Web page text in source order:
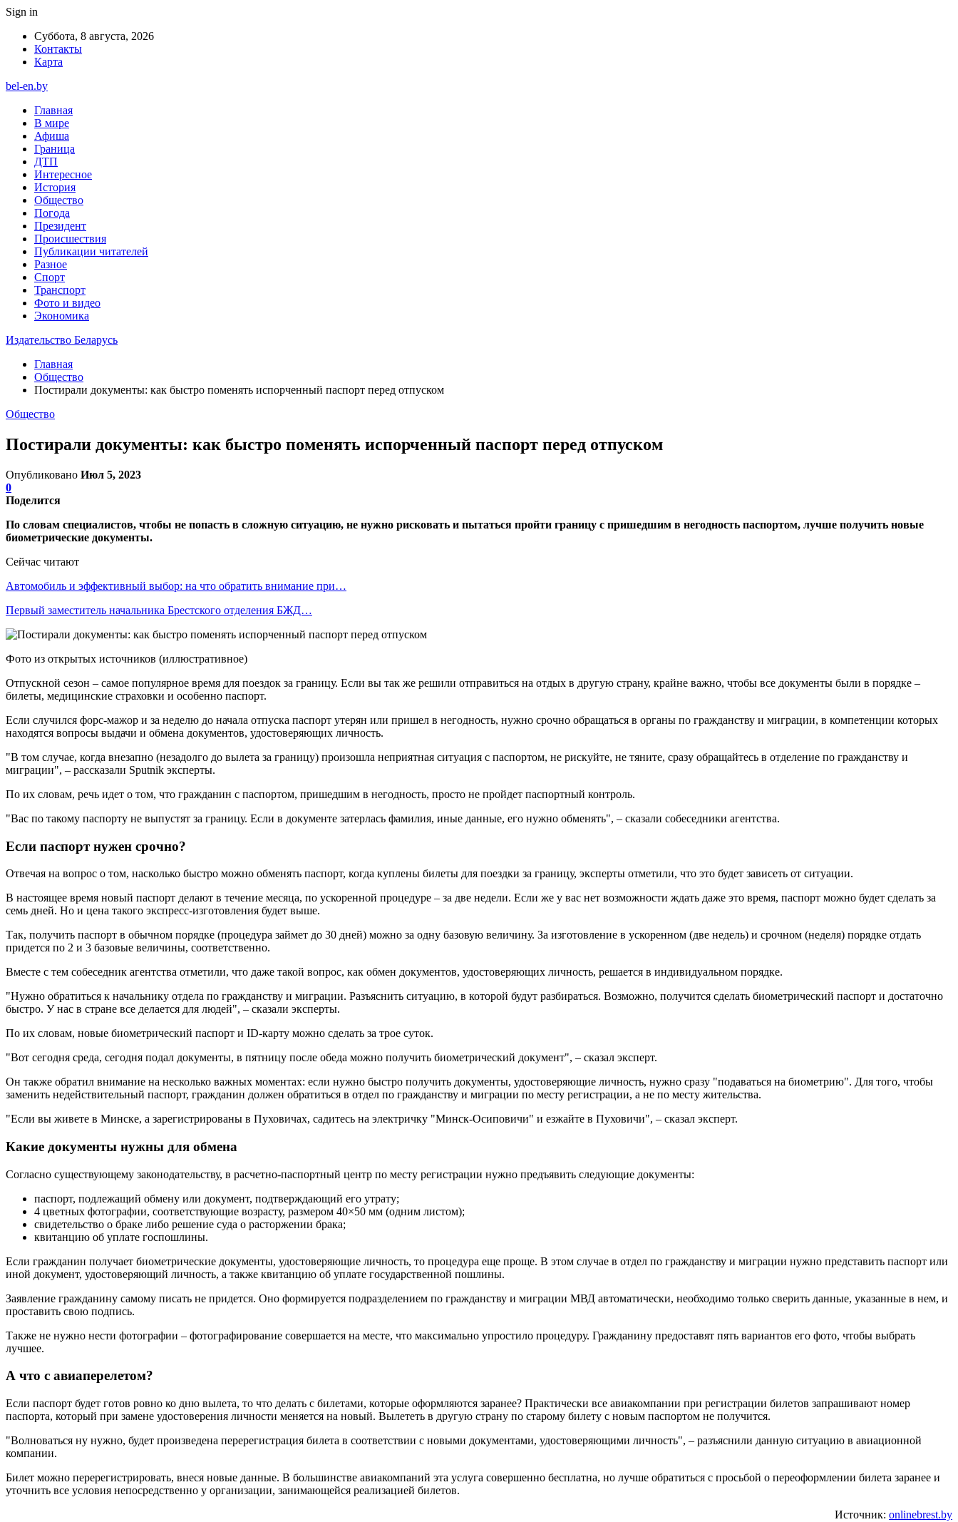
Sign in
Суббота, 8 августа, 2026
Контакты
Карта
bel-en.by
Главная
В мире
Афиша
Граница
ДТП
Интересное
История
Общество
Погода
Президент
Происшествия
Публикации читателей
Разное
Спорт
Транспорт
Фото и видео
Экономика
Издательство Беларусь
Главная
Общество
Постирали документы: как быстро поменять испорченный паспорт перед отпуском
Общество
Постирали документы: как быстро поменять испорченный паспорт перед отпуском
Опубликовано Июл 5, 2023
0
Поделится
По словам специалистов, чтобы не попасть в сложную ситуацию, не нужно рисковать и пытаться пройти границу с пришедшим в негодность паспортом, лучше получить новые
биометрические документы.
Сейчас читают
Автомобиль и эффективный выбор: на что обратить внимание при…
Первый заместитель начальника Брестского отделения БЖД…
Фото из открытых источников (иллюстративное)
Отпускной сезон – самое популярное время для поездок за границу. Если вы так же решили отправиться на отдых в другую страну, крайне важно, чтобы все документы были в порядке –
билеты, медицинские страховки и особенно паспорт.
Если случился форс-мажор и за неделю до начала отпуска паспорт утерян или пришел в негодность, нужно срочно обращаться в органы по гражданству и миграции, в компетенции которых
находятся вопросы выдачи и обмена документов, удостоверяющих личность.
"В том случае, когда внезапно (незадолго до вылета за границу) произошла неприятная ситуация с паспортом, не рискуйте, не тяните, сразу обращайтесь в отделение по гражданству и
миграции", – рассказали Sputnik эксперты.
По их словам, речь идет о том, что гражданин с паспортом, пришедшим в негодность, просто не пройдет паспортный контроль.
"Вас по такому паспорту не выпустят за границу. Если в документе затерлась фамилия, иные данные, его нужно обменять", – сказали собеседники агентства.
Если паспорт нужен срочно?
Отвечая на вопрос о том, насколько быстро можно обменять паспорт, когда куплены билеты для поездки за границу, эксперты отметили, что это будет зависеть от ситуации.
В настоящее время новый паспорт делают в течение месяца, по ускоренной процедуре – за две недели. Если же у вас нет возможности ждать даже это время, паспорт можно будет сделать за
семь дней. Но и цена такого экспресс-изготовления будет выше.
Так, получить паспорт в обычном порядке (процедура займет до 30 дней) можно за одну базовую величину. За изготовление в ускоренном (две недель) и срочном (неделя) порядке отдать
придется по 2 и 3 базовые величины, соответственно.
Вместе с тем собеседник агентства отметили, что даже такой вопрос, как обмен документов, удостоверяющих личность, решается в индивидуальном порядке.
"Нужно обратиться к начальнику отдела по гражданству и миграции. Разъяснить ситуацию, в которой будут разбираться. Возможно, получится сделать биометрический паспорт и достаточно
быстро. У нас в стране все делается для людей", – сказали эксперты.
По их словам, новые биометрический паспорт и ID-карту можно сделать за трое суток.
"Вот сегодня среда, сегодня подал документы, в пятницу после обеда можно получить биометрический документ", – сказал эксперт.
Он также обратил внимание на несколько важных моментах: если нужно быстро получить документы, удостоверяющие личность, нужно сразу "подаваться на биометрию". Для того, чтобы
заменить недействительный паспорт, гражданин должен обратиться в отдел по гражданству и миграции по месту регистрации, а не по месту жительства.
"Если вы живете в Минске, а зарегистрированы в Пуховичах, садитесь на электричку "Минск-Осиповичи" и езжайте в Пуховичи", – сказал эксперт.
Какие документы нужны для обмена
Согласно существующему законодательству, в расчетно-паспортный центр по месту регистрации нужно предъявить следующие документы:
паспорт, подлежащий обмену или документ, подтверждающий его утрату;
4 цветных фотографии, соответствующие возрасту, размером 40×50 мм (одним листом);
свидетельство о браке либо решение суда о расторжении брака;
квитанцию об уплате госпошлины.
Если гражданин получает биометрические документы, удостоверяющие личность, то процедура еще проще. В этом случае в отдел по гражданству и миграции нужно представить паспорт или
иной документ, удостоверяющий личность, а также квитанцию об уплате государственной пошлины.
Заявление гражданину самому писать не придется. Оно формируется подразделением по гражданству и миграции МВД автоматически, необходимо только сверить данные, указанные в нем, и
проставить свою подпись.
Также не нужно нести фотографии – фотографирование совершается на месте, что максимально упростило процедуру. Гражданину предоставят пять вариантов его фото, чтобы выбрать
лучшее.
А что с авиаперелетом?
Если паспорт будет готов ровно ко дню вылета, то что делать с билетами, которые оформляются заранее? Практически все авиакомпании при регистрации билетов запрашивают номер
паспорта, который при замене удостоверения личности меняется на новый. Вылететь в другую страну по старому билету с новым паспортом не получится.
"Волноваться ну нужно, будет произведена перерегистрация билета в соответствии с новыми документами, удостоверяющими личность", – разъяснили данную ситуацию в авиационной
компании.
Билет можно перерегистрировать, внеся новые данные. В большинстве авиакомпаний эта услуга совершенно бесплатна, но лучше обратиться с просьбой о переоформлении билета заранее и
уточнить все условия непосредственно у организации, занимающейся реализацией билетов.
Источник: onlinebrest.by